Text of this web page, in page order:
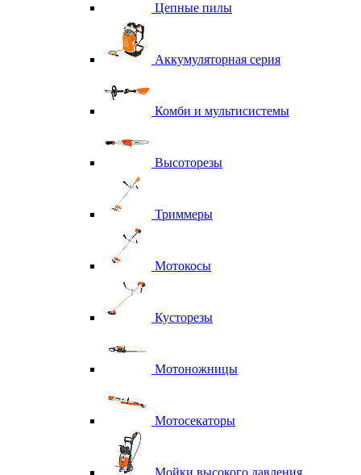
Цепные пилы
Аккумуляторная серия
Комби и мультисистемы
Высоторезы
Триммеры
Мотокосы
Кусторезы
Мотоножницы
Мотосекаторы
Мойки высокого давления